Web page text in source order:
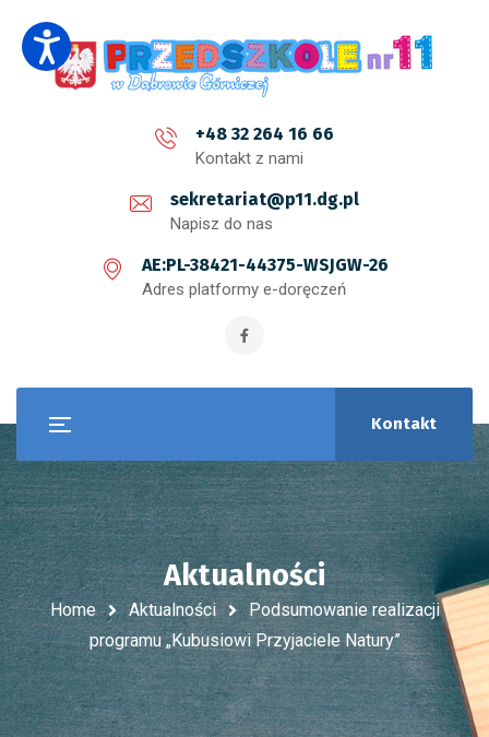
+48 32 264 16 66
Kontakt z nami
sekretariat@p11.dg.pl
Napisz do nas
AE:PL-38421-44375-WSJGW-26
Adres platformy e-doręczeń
Kontakt
Aktualności
Home Aktualności
Podsumowanie realizacji
programu „Kubusiowi Przyjaciele Natury”